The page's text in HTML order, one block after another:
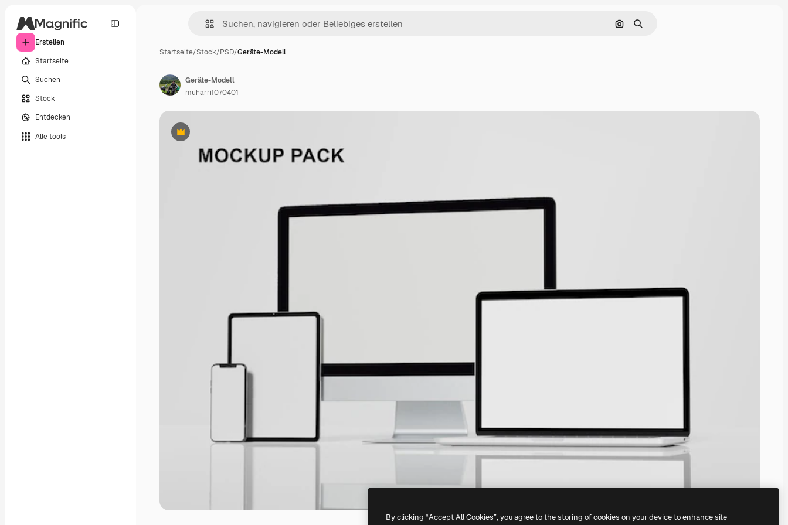
Erstellen
Startseite
Suchen
Stock
Entdecken
Alle tools
Nach Bild suchen
Suchen
Startseite/Stock/PSD/Geräte-Modell
Premium
Geräte-Modell
muharrif070401
By clicking “Accept All Cookies”, you agree to the storing of cookies on your device to enhance site